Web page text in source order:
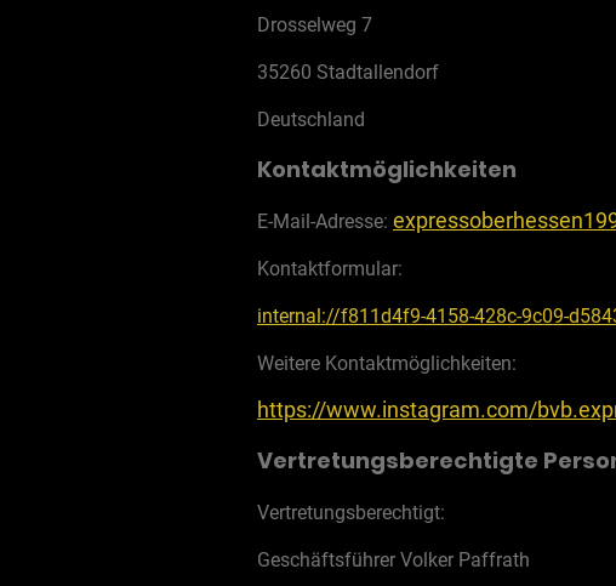
Drosselweg 7
35260 Stadtallendorf
Deutschland
Kontaktmöglichkeiten
E-Mail-Adresse:
Kontaktformular:
internal://f811d4f9-4158-428c-9c09-
Weitere Kontaktmöglichkeiten:
https://www.instagram.com/
Vertretungsberechtigte
Vertretungsberechtigt:
Geschäftsführer Volker Paffrath